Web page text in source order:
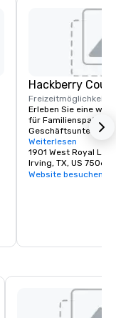
Hackberry
Freizeitmöglichkeiten
Erleben Sie eine
für Familienspaß
mit 18-Loch-
erstklassigen
einem einladenden
Tennisplätzen,
Weiterlesen
1901 West Royal Lane
Irving, TX, US 75063
Website besuchen